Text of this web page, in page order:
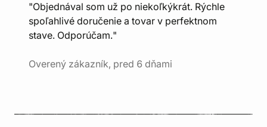
"Objednával som už po niekoľkýkrát. Rýchle
spoľahlivé doručenie a tovar v perfektnom
stave. Odporúčam."
Overený zákazník, pred 6 dňami